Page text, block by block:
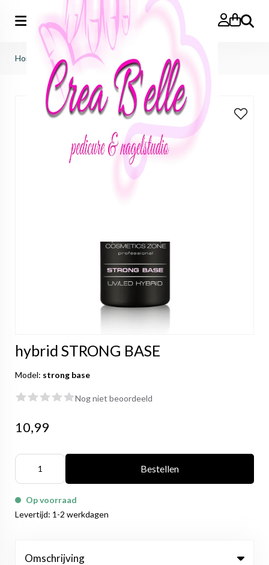
Zoeken
Home hybrid STRONG BASE
hybrid STRONG BASE
Model: strong base
Nog niet beoordeeld
10,99
Bestellen
Op voorraad
Levertijd: 1-2 werkdagen
Omschrijving